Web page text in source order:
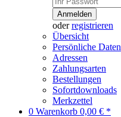
Anmelden
oderregistrieren
Übersicht
Persönliche Daten
Adressen
Zahlungsarten
Bestellungen
Sofortdownloads
Merkzettel
0 Warenkorb 0,00 € *